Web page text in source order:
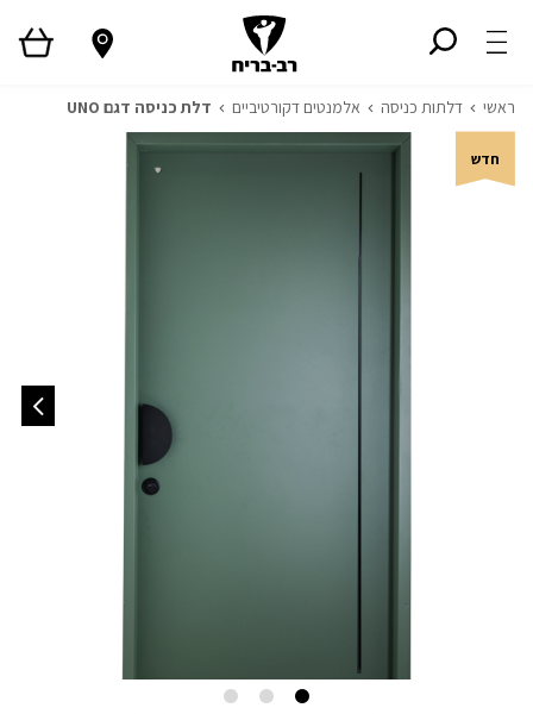
ראשי דלתות כניסה אלמנטים דקורטיביים דלת כניסה דגם UNO
חדש